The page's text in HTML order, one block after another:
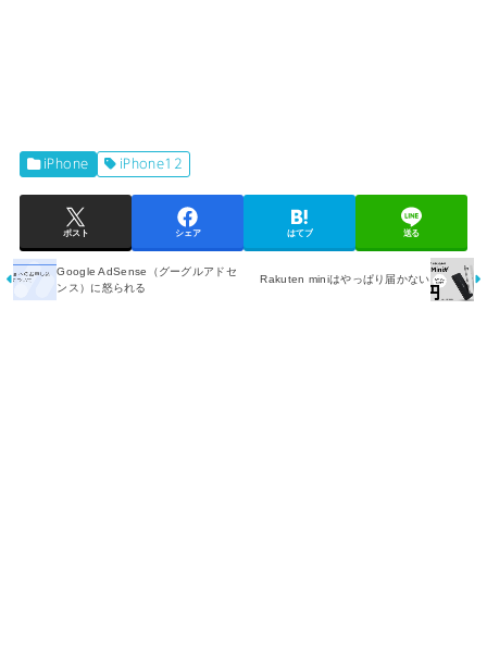
iPhone iPhone12
ポスト シェア はてブ 送る
Google AdSense（グーグルアドセ
ンス）に怒られる
Rakuten miniはやっぱり届かない